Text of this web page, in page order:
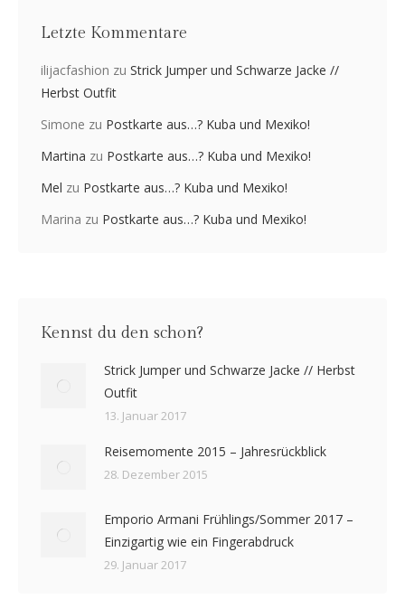
Letzte Kommentare
ilijacfashion zu Strick Jumper und Schwarze Jacke //
Herbst Outfit
Simone zu Postkarte aus…? Kuba und Mexiko!
Martina zu Postkarte aus…? Kuba und Mexiko!
Mel zu Postkarte aus…? Kuba und Mexiko!
Marina zu Postkarte aus…? Kuba und Mexiko!
Kennst du den schon?
Strick Jumper und Schwarze Jacke // Herbst
Outfit
13. Januar 2017
Reisemomente 2015 – Jahresrückblick
28. Dezember 2015
Emporio Armani Frühlings/Sommer 2017 –
Einzigartig wie ein Fingerabdruck
29. Januar 2017